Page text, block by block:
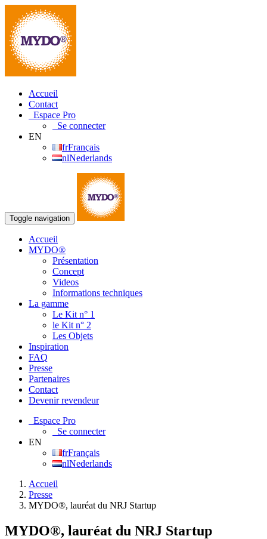
Accueil
Contact
Espace Pro
Se connecter
EN
frFrançais
nlNederlands
Toggle navigation
Accueil
MYDO®
Présentation
Concept
Videos
Informations techniques
La gamme
Le Kit n° 1
le Kit n° 2
Les Objets
Inspiration
FAQ
Presse
Partenaires
Contact
Devenir revendeur
Espace Pro
Se connecter
EN
frFrançais
nlNederlands
Accueil
Presse
MYDO®, lauréat du NRJ Startup
MYDO®, lauréat du NRJ Startup